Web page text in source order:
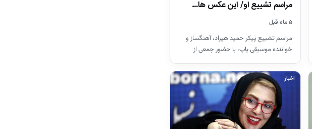
مراسم تشییع او/ این عکس ها…
۵ ماه قبل
مراسم تشییع پیکر حمید هیراد، آهنگساز و
خواننده موسیقی پاپ، با حضور جمعی از
اخبار